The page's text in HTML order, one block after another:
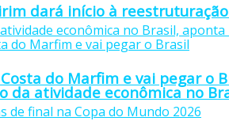
da atividade econômica no
dará início à
do Marfim e vai pegar o